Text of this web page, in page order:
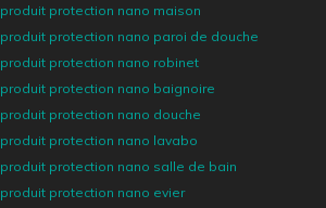
produit protection nano maison
produit protection nano paroi de douche
produit protection nano robinet
produit protection nano baignoire
produit protection nano douche
produit protection nano lavabo
produit protection nano salle de bain
produit protection nano evier